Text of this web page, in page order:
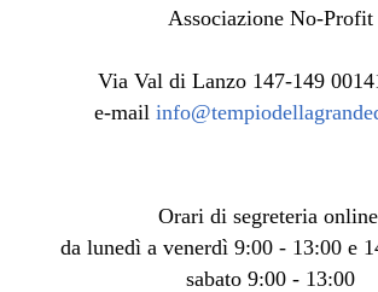
Associazione No-Profit
Via Val di Lanzo 147-149
e-mail
Orari di segreteria
da lunedì a venerdì 9:00 - 13:00 e
sabato 9:00 - 13:00